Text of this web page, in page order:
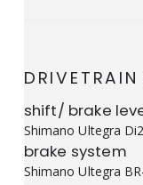
shift/ brake
Shimano Ultegra
brake system
Shimano Ultegra